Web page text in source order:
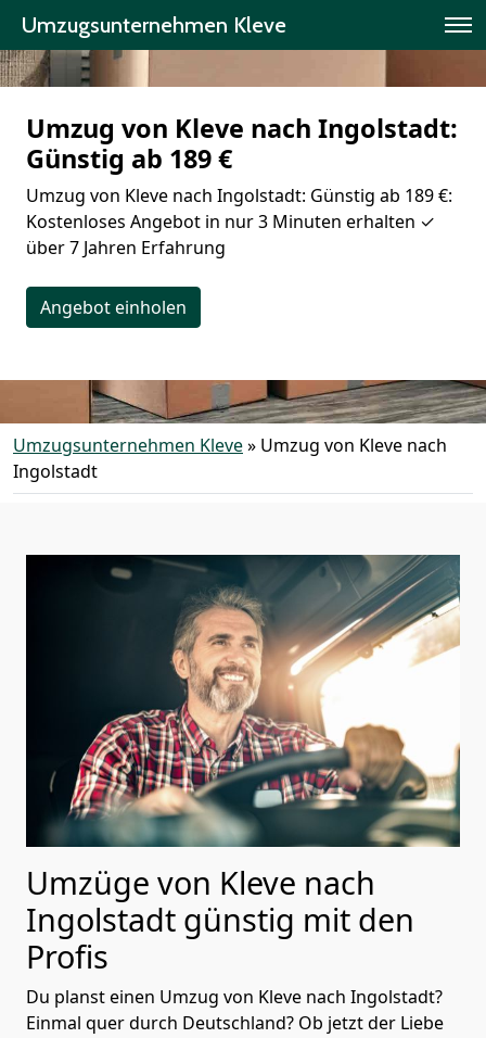
Umzugsunternehmen Kleve
Umzug von Kleve nach Ingolstadt:
Günstig ab 189 €
Umzug von Kleve nach Ingolstadt: Günstig ab 189 €:
Kostenloses Angebot in nur 3 Minuten erhalten ✓
über 7 Jahren Erfahrung
Angebot einholen
Umzugsunternehmen Kleve» Umzug von Kleve nach
Ingolstadt
Umzüge von Kleve nach
Ingolstadt günstig mit den
Profis
Du planst einen Umzug von Kleve nach Ingolstadt?
Einmal quer durch Deutschland? Ob jetzt der Liebe